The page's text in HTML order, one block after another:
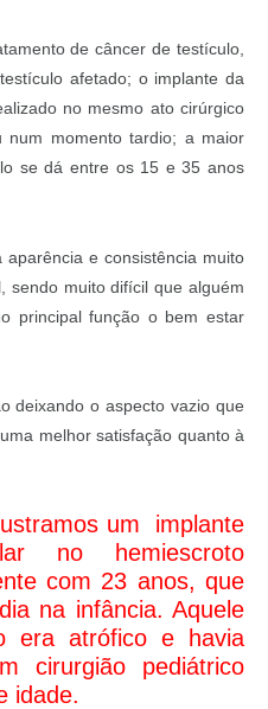
de câncer de testículo,
afetado; o implante da
no mesmo ato cirúrgico
num momento tardio; a maior
se dá entre os 15 e 35 anos
e consistência muito
sendo muito difícil que alguém
principal função o bem estar
deixando o aspecto vazio que
melhor satisfação quanto à
um implante
no hemiescroto
com 23 anos, que
na infância. Aquele
era atrófico e havia
cirurgião pediátrico
idade.